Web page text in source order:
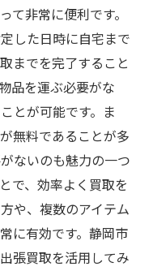
て非常に便利です。
した日時に自宅まで
までを完了すること
品を運ぶ必要がな
とが可能です。ま
無料であることが多
ないのも魅力の一つ
で、効率よく買取を
や、複数のアイテム
に有効です。静岡市
張買取を活用してみ